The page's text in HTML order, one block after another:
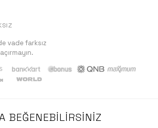
vade farksız
BEĞENEBILIRSINIZ